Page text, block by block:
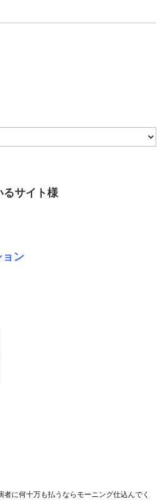
るサイト様
ン
に何十万も払うならモーニング仕込んでく